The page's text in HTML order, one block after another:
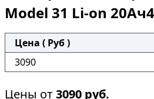
Model 31 Li-on
Цена ( Руб )
3090
Цены от3090 руб.